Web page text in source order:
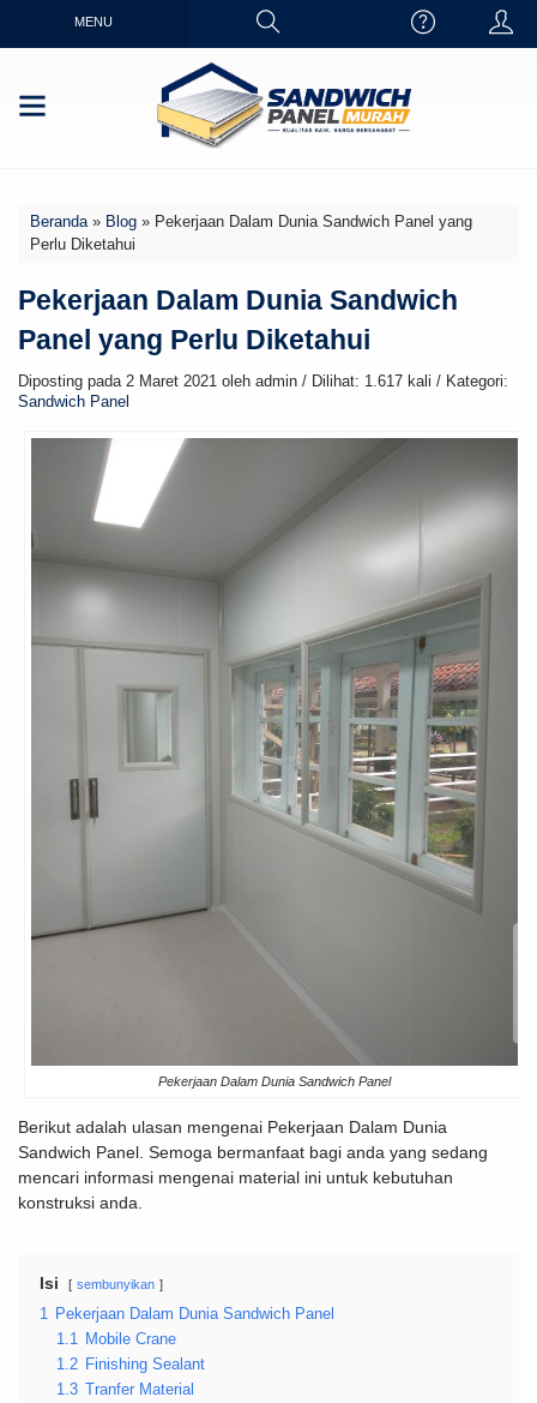
MENU
Beranda» Blog » Pekerjaan Dalam Dunia Sandwich Panel yang
Perlu Diketahui
Pekerjaan Dalam Dunia Sandwich
Panel yang Perlu Diketahui
Diposting pada 2 Maret 2021 oleh admin / Dilihat: 1.617 kali / Kategori:
Sandwich Panel
Pekerjaan Dalam Dunia Sandwich Panel
Berikut adalah ulasan mengenai Pekerjaan Dalam Dunia
Sandwich Panel. Semoga bermanfaat bagi anda yang sedang
mencari informasi mengenai material ini untuk kebutuhan
konstruksi anda.
Isi sembunyikan
1 Pekerjaan Dalam Dunia Sandwich Panel
1.1 Mobile Crane
1.2 Finishing Sealant
1.3
Tranfer Material